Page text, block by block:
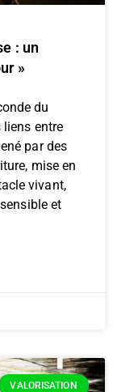
: un
»
du
liens entre
par des
mise en
vivant,
et
VALORISATION